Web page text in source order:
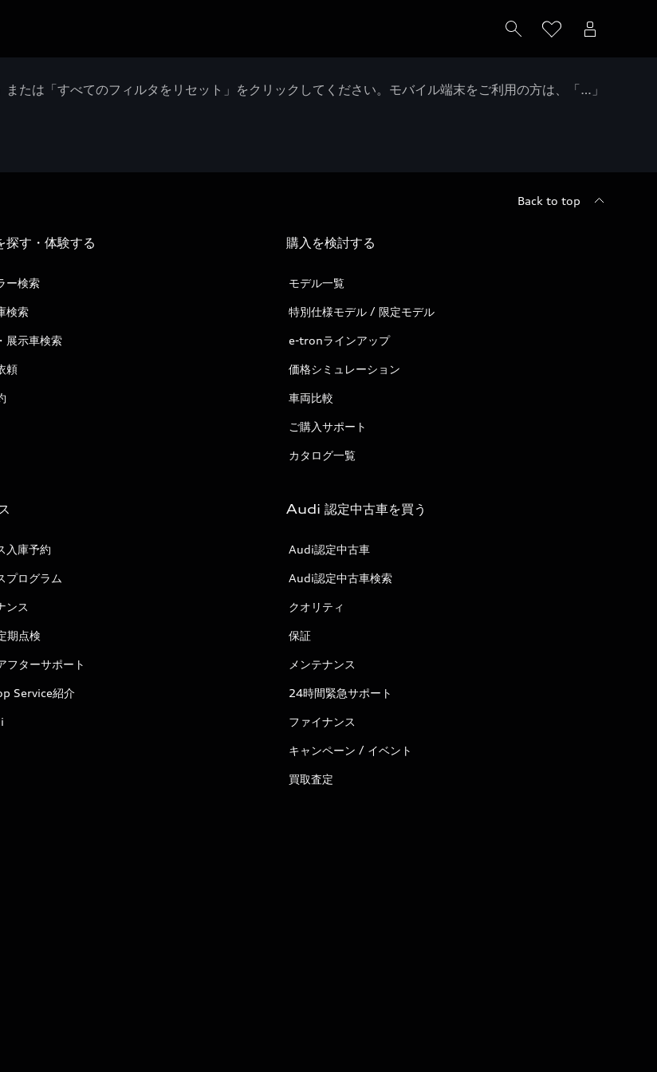
たは「すべてのフィルタをリセット」をクリックしてください。モバイル端末をご利用の方は、「…」
Back to top
す・体験する
ー検索
検索
展示車検索
頼
購入を検討する
モデル一覧
特別仕様モデル / 限定モデル
e-tronラインアップ
価格シミュレーション
車両比較
ご購入サポート
カタログ一覧
入庫予約
プログラム
ンス
期点検
フターサポート
Service紹介
Audi 認定中古車を買う
Audi認定中古車
Audi認定中古車検索
クオリティ
保証
メンテナンス
24時間緊急サポート
ファイナンス
キャンペーン / イベント
買取査定